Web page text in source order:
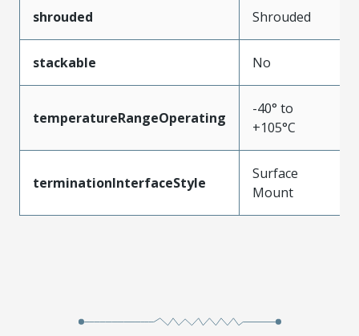
shrouded Shrouded
stackable No
temperatureRangeOperating
-40° to
+105°C
terminationInterfaceStyle
Surface
Mount